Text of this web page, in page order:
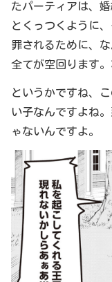
たパーティアは、
とくっつくように
罪されるために、
全てが空回ります
というかですね、
い子なんですよね
ゃないんですよ。